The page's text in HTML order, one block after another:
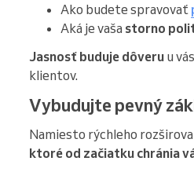
Ako budete spravovať
Aká je vaša storno
Jasnosť buduje dôveru u
klientov.
Vybudujte pevný
Namiesto rýchleho
ktoré od začiatku chránia